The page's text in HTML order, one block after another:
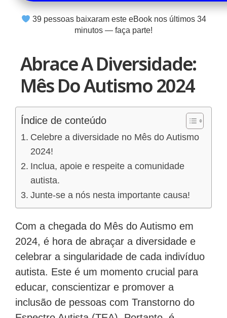
39pessoas baixaram este eBook nos últimos 34
minutos — faça parte!
Abrace A Diversidade:
Mês Do Autismo 2024
Índice de conteúdo
Celebre a diversidade no Mês do Autismo
2024!
Inclua, apoie e respeite a comunidade
autista.
Junte-se a nós nesta importante causa!
Com a chegada do Mês do Autismo em
2024, é hora de abraçar a diversidade e
celebrar a singularidade de cada indivíduo
autista. Este é um momento crucial para
educar, conscientizar e promover a
inclusão de pessoas com Transtorno do